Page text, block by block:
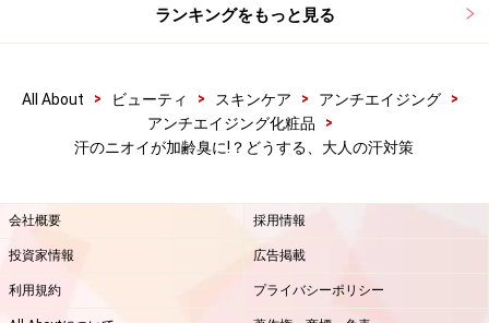
ランキングをもっと見る
All About > ビューティ > スキンケア > アンチエイジング
>
アンチエイジング化粧品
>
汗のニオイが加齢臭に!？どうする、大人の汗対策
会社概要 採用情報
投資家情報 広告掲載
利用規約 プライバシーポリシー